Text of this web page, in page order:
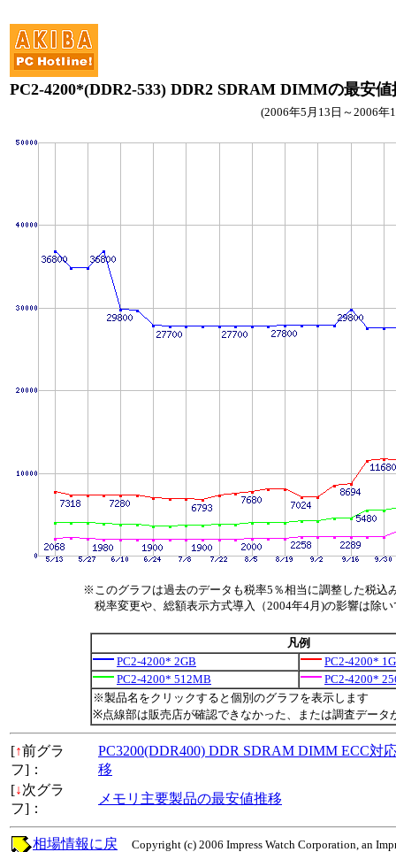
PC2-4200*(DDR2-533) DDR2 SDRAM DIMMの最安値
(2006年5月13日～2006年
※このグラフは過去のデータも税率5％相当に調整した税込
税率変更や、総額表示方式導入（2004年4月)の影響は除い
凡例
PC2-4200* 2GB
PC2-4200*
PC2-4200* 512MB
PC2-4200*
※製品名をクリックすると個別のグラフを表示します
※点線部は販売店が確認できなかった、または調査データ
[↑前グラ
フ]：
PC3200(DDR400) DDR SDRAM DIMM ECC対
移
[↓次グラ
フ]：
メモリ主要製品の最安値推移
Copyright (c) 2006 Impress Watch Corporation, an
相場情報に戻